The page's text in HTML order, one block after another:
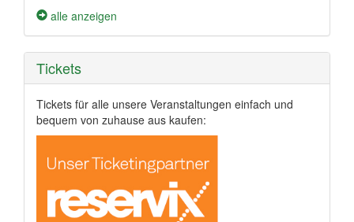
alle anzeigen
Tickets
Tickets für alle unsere Veranstaltungen einfach und
bequem von zuhause aus kaufen: